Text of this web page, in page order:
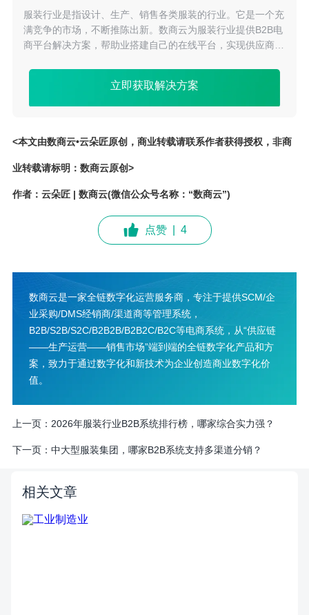
服装行业是指设计、生产、销售各类服装的行业。它是一个充
满竞争的市场，不断推陈出新。数商云为服装行业提供B2B电
商平台解决方案，帮助业搭建自己的在线平台，实现供应商与
市场，提升销售额，提高竞争力。
立即获取解决方案
<本文由数商云•云朵匠原创，商业转载请联系作者获得授权，非商
业转载请标明：数商云原创>
作者：云朵匠 | 数商云(微信公众号名称：“数商云”)
点赞 4
数商云是一家全链数字化运营服务商，专注于提供SCM/企
业采购/DMS经销商/渠道商等管理系统，
B2B/S2B/S2C/B2B2B/B2B2C/B2C等电商系统，从“供应链
——生产运营——销售市场”端到端的全链数字化产品和方
案，致力于通过数字化和新技术为企业创造商业数字化价
值。
上一页： 2026年服装行业B2B系统排行榜，哪家综合实力强？
下一页： 中大型服装集团，哪家B2B系统支持多渠道分销？
相关文章